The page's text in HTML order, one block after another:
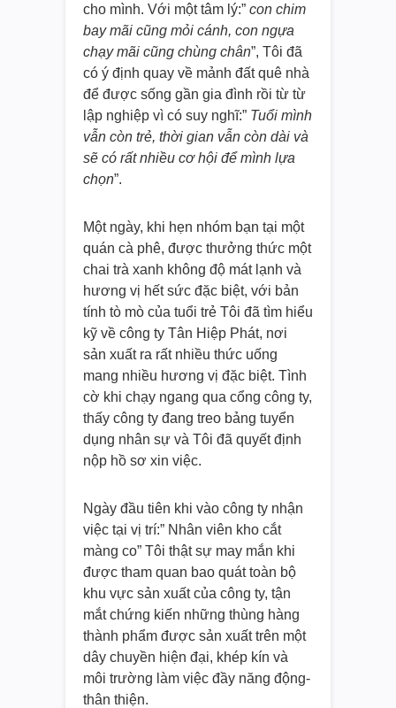
cho mình. Với một tâm lý:” con chim
bay mãi cũng mỏi cánh, con ngựa
chạy mãi cũng chùng chân”, Tôi đã
có ý định quay về mảnh đất quê nhà
để được sống gần gia đình rồi từ từ
lập nghiệp vì có suy nghĩ:” Tuổi mình
vẫn còn trẻ, thời gian vẫn còn dài và
sẽ có rất nhiều cơ hội để mình lựa
chọn”.
Một ngày, khi hẹn nhóm bạn tại một
quán cà phê, được thưởng thức một
chai trà xanh không độ mát lạnh và
hương vị hết sức đặc biệt, với bản
tính tò mò của tuổi trẻ Tôi đã tìm hiểu
kỹ về công ty Tân Hiệp Phát, nơi
sản xuất ra rất nhiều thức uống
mang nhiều hương vị đặc biệt. Tình
cờ khi chạy ngang qua cổng công ty,
thấy công ty đang treo bảng tuyển
dụng nhân sự và Tôi đã quyết định
nộp hồ sơ xin việc.
Ngày đầu tiên khi vào công ty nhận
việc tại vị trí:” Nhân viên kho cắt
màng co” Tôi thật sự may mắn khi
được tham quan bao quát toàn bộ
khu vực sản xuất của công ty, tận
mắt chứng kiến những thùng hàng
thành phẩm được sản xuất trên một
dây chuyền hiện đại, khép kín và
môi trường làm việc đầy năng động-
thân thiện.